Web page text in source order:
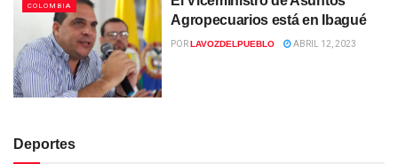
COLOMBIA
Agropecuarios está en Ibagué
PORLAVOZDELPUEBLO ABRIL 12, 2023
Deportes